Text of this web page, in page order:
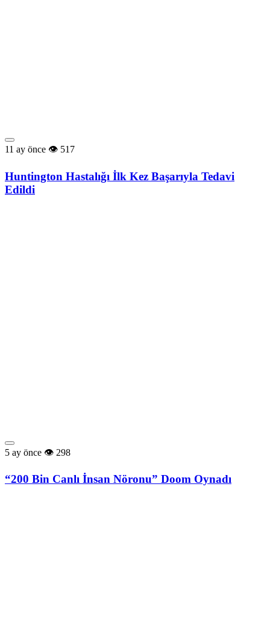
11 ay önce 517
Huntington Hastalığı İlk Kez Başarıyla Tedavi
Edildi
5 ay önce 298
“200 Bin Canlı İnsan Nöronu” Doom Oynadı